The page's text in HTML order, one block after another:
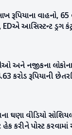
રૂપિયાના વાહનો,
આસિસ્ટન્ટ ડ્રગ
નજીકના લોકોના
કરોડ રૂપિયાની
ઘણા વીડિયો
હેક કરીને પોસ્ટ